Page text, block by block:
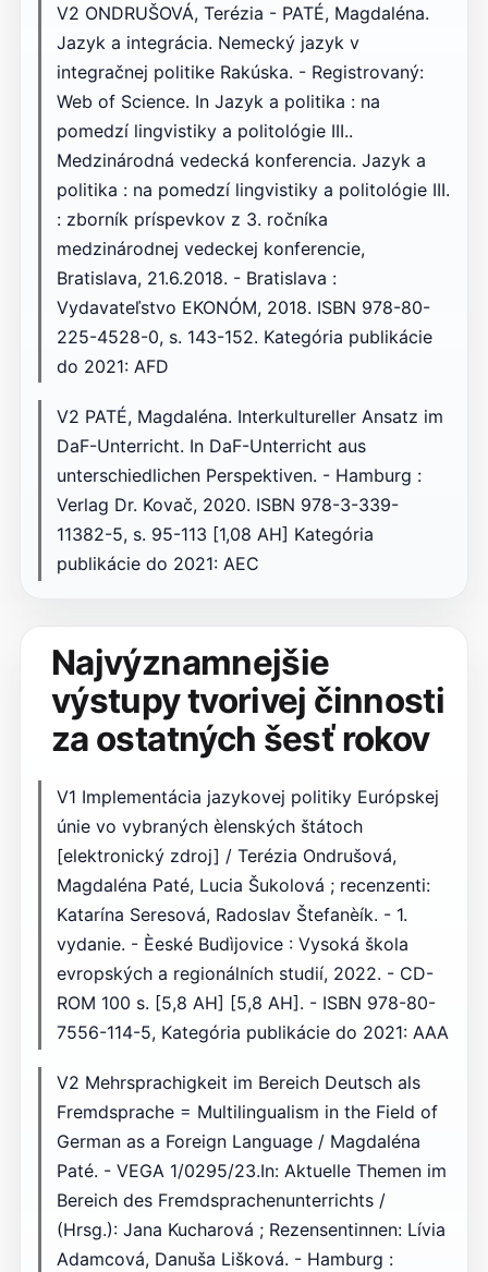
V2 ONDRUŠOVÁ, Terézia - PATÉ, Magdaléna.
Jazyk a integrácia. Nemecký jazyk v
integračnej politike Rakúska. - Registrovaný:
Web of Science. In Jazyk a politika : na
pomedzí lingvistiky a politológie III..
Medzinárodná vedecká konferencia. Jazyk a
politika : na pomedzí lingvistiky a politológie III.
: zborník príspevkov z 3. ročníka
medzinárodnej vedeckej konferencie,
Bratislava, 21.6.2018. - Bratislava :
Vydavateľstvo EKONÓM, 2018. ISBN 978-80-
225-4528-0, s. 143-152. Kategória publikácie
do 2021: AFD
V2 PATÉ, Magdaléna. Interkultureller Ansatz im
DaF-Unterricht. In DaF-Unterricht aus
unterschiedlichen Perspektiven. - Hamburg :
Verlag Dr. Kovač, 2020. ISBN 978-3-339-
11382-5, s. 95-113 [1,08 AH] Kategória
publikácie do 2021: AEC
Najvýznamnejšie
výstupy tvorivej činnosti
za ostatných šesť rokov
V1 Implementácia jazykovej politiky Európskej
únie vo vybraných èlenských štátoch
[elektronický zdroj] / Terézia Ondrušová,
Magdaléna Paté, Lucia Šukolová ; recenzenti:
Katarína Seresová, Radoslav Štefanèík. - 1.
vydanie. - Èeské Budìjovice : Vysoká škola
evropských a regionálních studií, 2022. - CD-
ROM 100 s. [5,8 AH] [5,8 AH]. - ISBN 978-80-
7556-114-5, Kategória publikácie do 2021: AAA
V2 Mehrsprachigkeit im Bereich Deutsch als
Fremdsprache = Multilingualism in the Field of
German as a Foreign Language / Magdaléna
Paté. - VEGA 1/0295/23.In: Aktuelle Themen im
Bereich des Fremdsprachenunterrichts /
(Hrsg.): Jana Kucharová ; Rezensentinnen: Lívia
Adamcová, Danuša Lišková. - Hamburg :